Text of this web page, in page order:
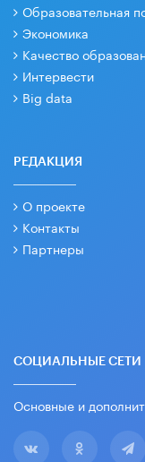
Образовательная
Экономика
Качество
Интервести
Big data
РЕДАКЦИЯ
О проекте
Контакты
Партнеры
СОЦИАЛЬНЫЕ СЕТИ
Основные и